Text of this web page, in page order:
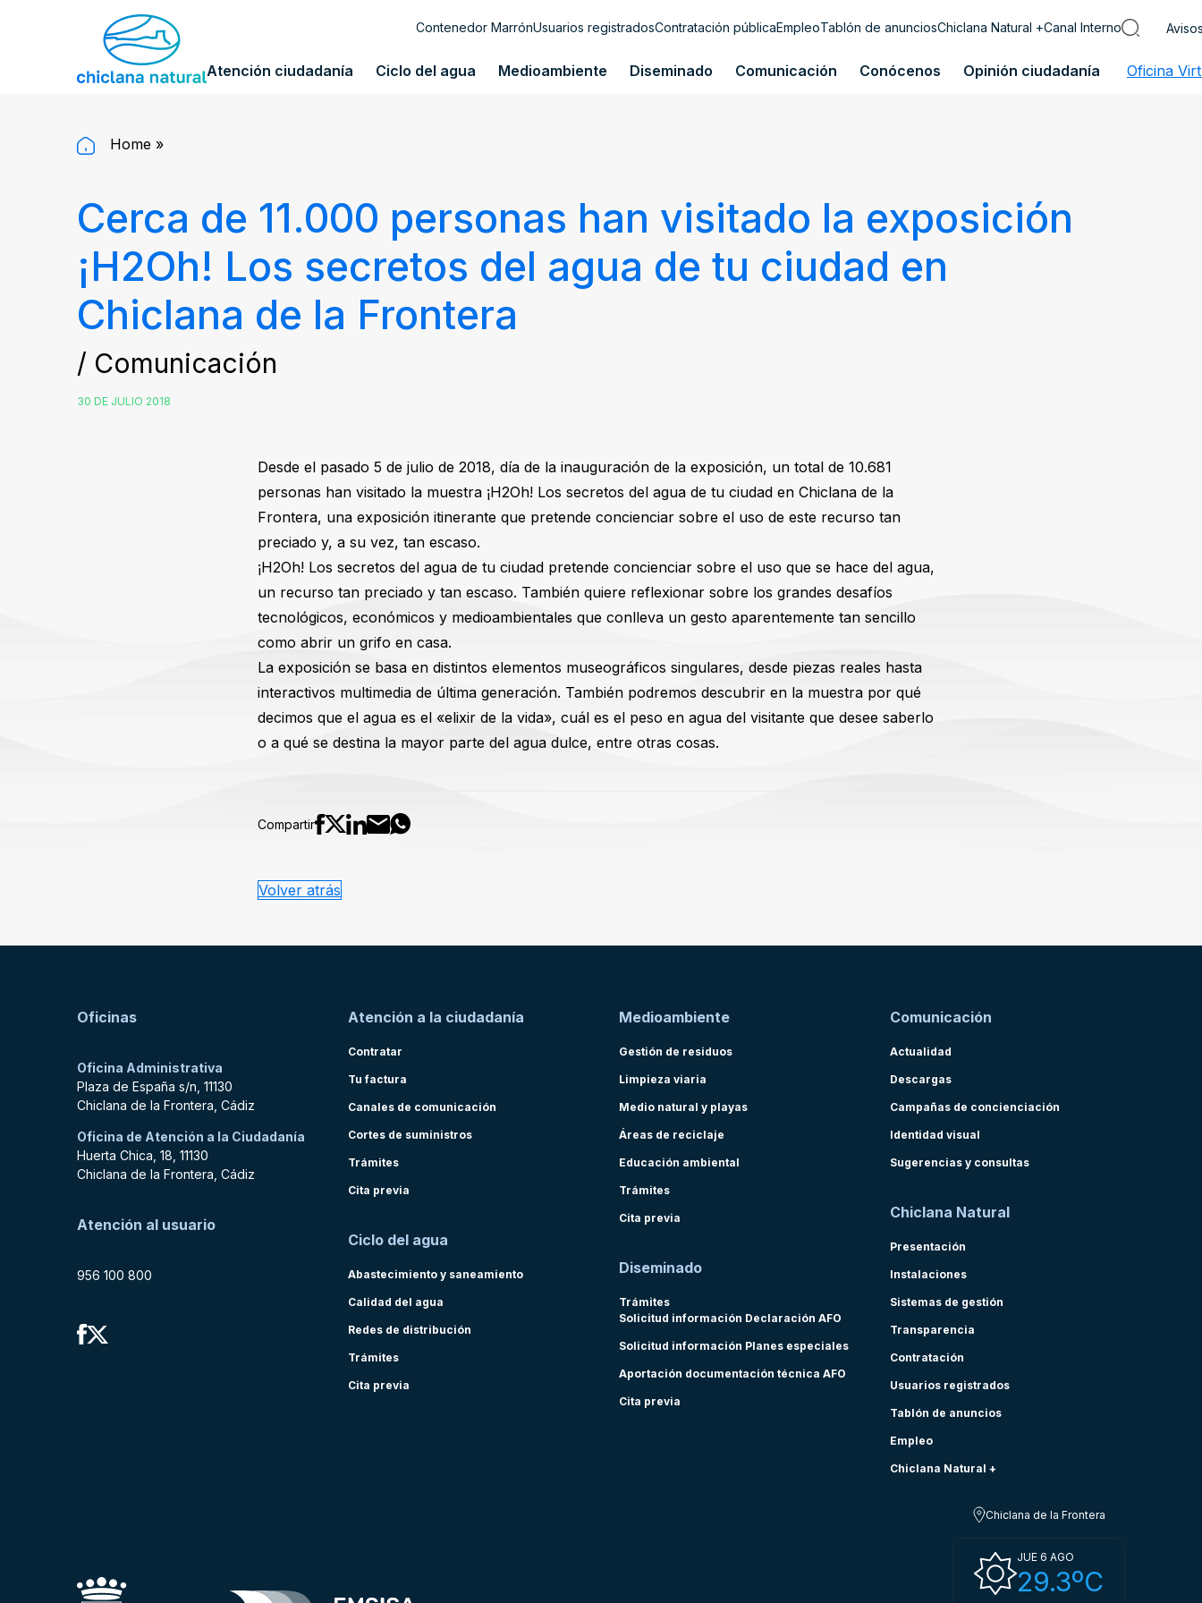
Contenedor MarrónUsuarios registradosContratación públicaEmpleoTablón de anunciosChiclana Natural +Canal Interno
Atención ciudadanía Ciclo del agua Medioambiente Diseminado Comunicación Conócenos Opinión ciudadanía Oficina
Home »
Cerca de 11.000 personas han visitado la exposición
¡H2Oh! Los secretos del agua de tu ciudad en
Chiclana de la Frontera
/ Comunicación
30 DE JULIO 2018
Desde el pasado 5 de julio de 2018, día de la inauguración de la exposición, un total de 10.681
personas han visitado la muestra ¡H2Oh! Los secretos del agua de tu ciudad en Chiclana de la
Frontera, una exposición itinerante que pretende concienciar sobre el uso de este recurso tan
preciado y, a su vez, tan escaso.
¡H2Oh! Los secretos del agua de tu ciudad pretende concienciar sobre el uso que se hace del agua,
un recurso tan preciado y tan escaso. También quiere reflexionar sobre los grandes desafíos
tecnológicos, económicos y medioambientales que conlleva un gesto aparentemente tan sencillo
como abrir un grifo en casa.
La exposición se basa en distintos elementos museográficos singulares, desde piezas reales hasta
interactivos multimedia de última generación. También podremos descubrir en la muestra por qué
decimos que el agua es el «elixir de la vida», cuál es el peso en agua del visitante que desee saberlo
o a qué se destina la mayor parte del agua dulce, entre otras cosas.
Compartir
Volver atrás
Oficinas
Oficina Administrativa
Plaza de España s/n, 11130
Chiclana de la Frontera, Cádiz
Oficina de Atención a la Ciudadanía
Huerta Chica, 18, 11130
Chiclana de la Frontera, Cádiz
Atención al usuario
956 100 800
Atención a la ciudadanía
Contratar
Tu factura
Canales de comunicación
Cortes de suministros
Trámites
Cita previa
Ciclo del agua
Abastecimiento y saneamiento
Calidad del agua
Redes de distribución
Trámites
Cita previa
Medioambiente
Gestión de residuos
Limpieza viaria
Medio natural y playas
Áreas de reciclaje
Educación ambiental
Trámites
Cita previa
Diseminado
Trámites
Solicitud información Declaración AFO
Solicitud información Planes especiales
Aportación documentación técnica AFO
Cita previa
Comunicación
Actualidad
Descargas
Campañas de concienciación
Identidad visual
Sugerencias y consultas
Chiclana Natural
Presentación
Instalaciones
Sistemas de gestión
Transparencia
Contratación
Usuarios registrados
Tablón de anuncios
Empleo
Chiclana Natural +
Chiclana de la Frontera
JUE 6 AGO
29.3ºC